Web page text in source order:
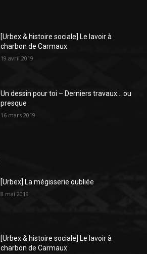
[Urbex & histoire sociale] Le lavoir à
charbon de Carmaux
19 avril 2019
Un dessin pour toi – Derniers travaux… ou
presque
16 mars 2019
[Urbex] La mégisserie oubliée
8 mai 2019
[Urbex & histoire sociale] Le lavoir à
charbon de Carmaux